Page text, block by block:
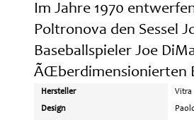
Im Jahre 1970
Poltronova den Sessel
Baseballspieler Joe
ÃŒberdimensionierten
Hersteller
Vitra
Design